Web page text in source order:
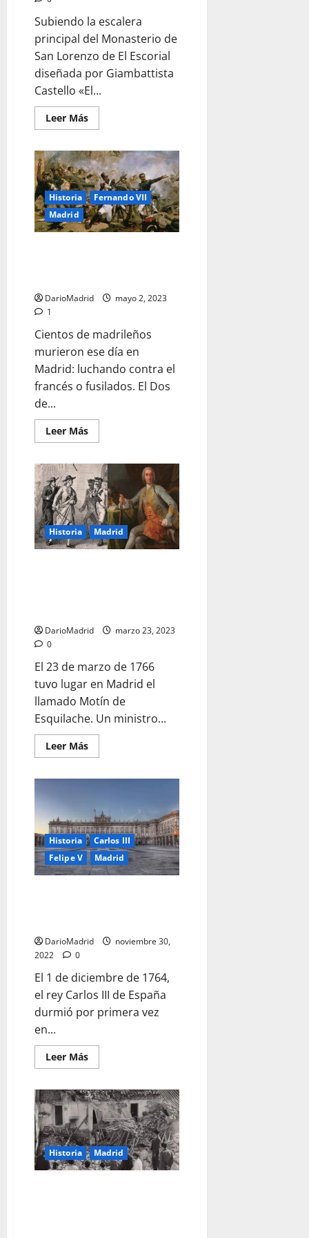
Subiendo la escalera
principal del Monasterio de
San Lorenzo de El Escorial
diseñada por Giambattista
Castello «El...
Leer MásLeer
más
Escalera
principal
del
Monasterio
de
San
Lorenzo
de
El
Historia
Fernando VII
Madrid
DarioMadrid
mayo 2, 2023
1
Cientos de madrileños
murieron ese día en
Madrid: luchando contra el
francés o fusilados. El Dos
de...
Leer MásLeer
más
El
Dos
de
Mayo
de
1808,
un
día
de
Historia Madrid
DarioMadrid
marzo 23, 2023
0
El 23 de marzo de 1766
tuvo lugar en Madrid el
llamado Motín de
Esquilache. Un ministro...
Leer MásLeer
más
Esquilache:
La
Revuelta
Provocada
por
la
Capa
Picos
Historia
Carlos III
Felipe V
Madrid
DarioMadrid
noviembre 30,
2022
0
El 1 de diciembre de 1764,
el rey Carlos III de España
durmió por primera vez
en...
Leer MásLeer
más
1
de
diciembre
de
1764:
el
rey
Carlos
III
Historia Madrid